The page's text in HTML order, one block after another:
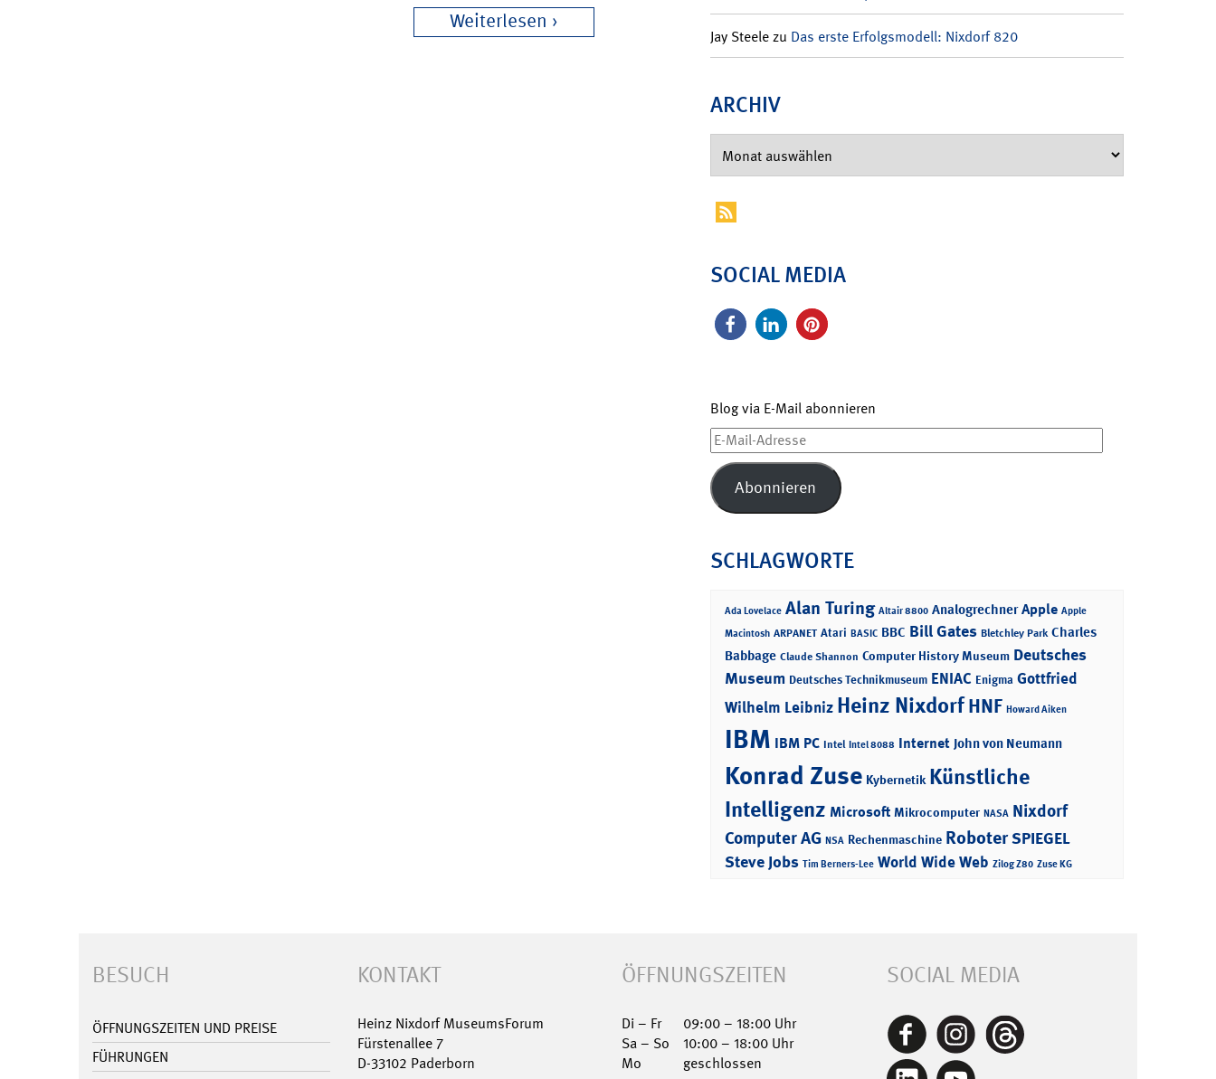
Weiterlesen
Jay Steelezu Das erste Erfolgsmodell: Nixdorf 820
ARCHIV
SOCIAL MEDIA
Blog via E-Mail abonnieren
E-
Mail-
Adresse
Abonnieren
SCHLAGWORTE
Ada Lovelace Alan Turing Altair 8800 Analogrechner Apple Apple
Macintosh ARPANET Atari BASIC BBC Bill Gates Bletchley Park Charles
Babbage Claude Shannon Computer History Museum Deutsches
Museum Deutsches Technikmuseum ENIAC Enigma Gottfried
Wilhelm Leibniz Heinz NixdorfHNF Howard Aiken
IBM IBM PC Intel Intel 8088 Internet John von Neumann
Konrad Zuse Kybernetik Künstliche
Intelligenz Microsoft Mikrocomputer NASA Nixdorf
Computer AG NSA Rechenmaschine RoboterSPIEGEL
Steve Jobs Tim Berners-Lee World Wide Web Zilog Z80 Zuse KG
BESUCH
ÖFFNUNGSZEITEN UND PREISE
FÜHRUNGEN
KONTAKT
Heinz Nixdorf MuseumsForum
Fürstenallee 7
D-33102 Paderborn
ÖFFNUNGSZEITEN
Di – Fr
09:00 – 18:00 Uhr
Sa – So
10:00 – 18:00 Uhr
Mo
geschlossen
SOCIAL MEDIA